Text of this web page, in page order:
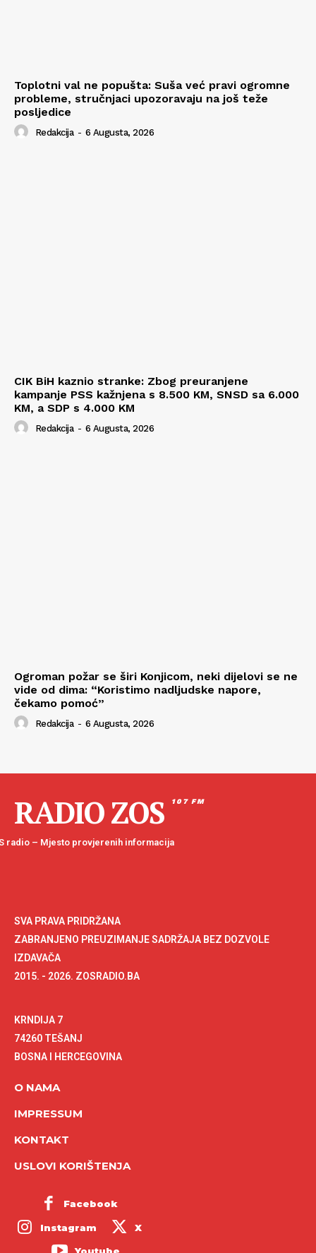
Toplotni val ne popušta: Suša već pravi ogromne
probleme, stručnjaci upozoravaju na još teže
posljedice
Redakcija - 6 Augusta, 2026
CIK BiH kaznio stranke: Zbog preuranjene
kampanje PSS kažnjena s 8.500 KM, SNSD sa 6.000
KM, a SDP s 4.000 KM
Redakcija - 6 Augusta, 2026
Ogroman požar se širi Konjicom, neki dijelovi se ne
vide od dima: “Koristimo nadljudske napore,
čekamo pomoć”
Redakcija - 6 Augusta, 2026
RADIO ZOS 107 FM
radio – Mjesto provjerenih informacija
SVA PRAVA PRIDRŽANA
ZABRANJENO PREUZIMANJE SADRŽAJA BEZ DOZVOLE
IZDAVAČA
2015. - 2026. ZOSRADIO.BA
KRNDIJA 7
74260 TEŠANJ
BOSNA I HERCEGOVINA
O NAMA
IMPRESSUM
KONTAKT
USLOVI KORIŠTENJA
Facebook
Instagram X